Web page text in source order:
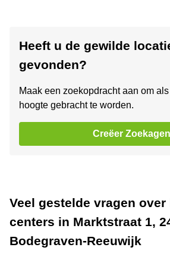
Heeft u de gewilde
gevonden?
Maak een zoekopdracht aan om
hoogte gebracht te worden.
Creëer
Veel gestelde vragen
centers in Marktstraat 1,
Bodegraven-Reeuwijk